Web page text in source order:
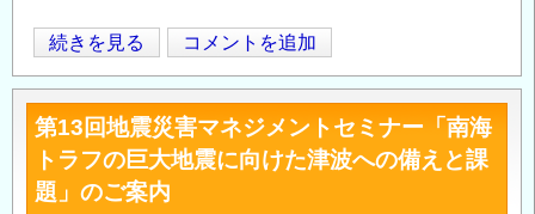
国
立
研
究
開
発
続きを見る コメントを追加
第13回地震災害マネジメントセミナー「南海
トラフの巨大地震に向けた津波への備えと課
題」のご案内